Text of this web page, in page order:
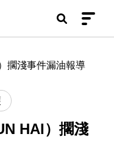
擱淺事件漏油報導
HAI）擱淺